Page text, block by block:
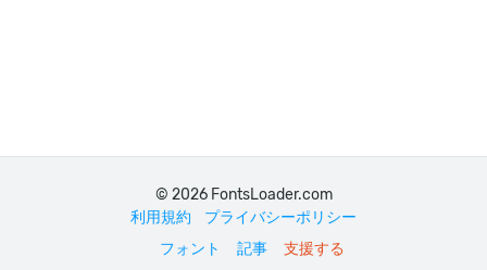
© 2026 FontsLoader.com
利用規約
プライバシーポリシー
フォント
記事 支援する